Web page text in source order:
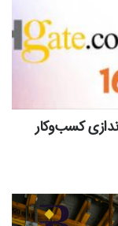
کسب‌وکار